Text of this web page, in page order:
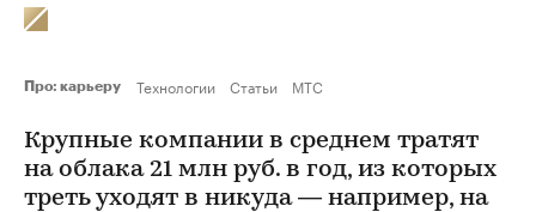
Про: карьеру Технологии Статьи МТС
Крупные компании в среднем тратят
на облака 21 млн руб. в год, из которых
треть уходят в никуда — например, на